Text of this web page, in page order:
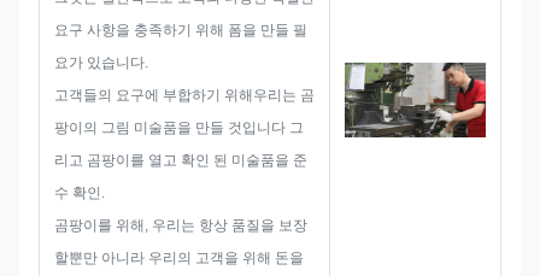
는 태그를 개발 시작 할 때, 우리는
크기 제한, 프로세스 기술,표면 처
요구 사항을 충족하기 위해 폼을 만들 필
요가 있습니다.
고객들의 요구에 부합하기 위해우리는 곰
팡이의 그림 미술품을 만들 것입니다 그
리고 곰팡이를 열고 확인 된 미술품을 준
수 확인.
곰팡이를 위해, 우리는 항상 품질을 보장
할뿐만 아니라 우리의 고객을 위해 돈을